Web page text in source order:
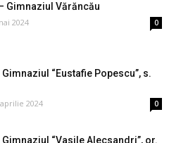
Gimnaziul Vărăncău
2024 0
“Eustafie Popescu”, s.
2024 0
“Vasile Alecsandri”, or.